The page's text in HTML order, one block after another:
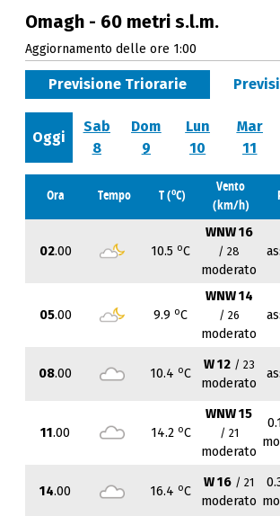
Omagh - 60 metri s.l.m.
Aggiornamento delle ore 1:00
Previsione Triorarie
Oggi
Sab
8
Dom
9
Lun
10
Mar
11
Ora Tempo T (oC)
Vento
(km/h)
02.00 10.5 oC
WNW 16
/ 28
moderato
05.00 9.9 oC
WNW 14
/ 26
moderato
08.00 10.4 oC
W 12 / 23
moderato
11.00 14.2 oC
WNW 15
/ 21
moderato
14.00 16.4 oC
W 16 / 21
moderato